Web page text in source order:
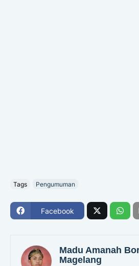
Tags Pengumuman
Facebook
Madu Amanah
Magelang